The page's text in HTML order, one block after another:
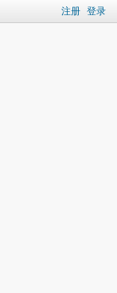
注册 登录